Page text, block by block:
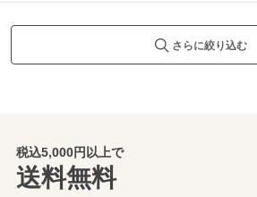
さらに絞り込む
税込5,000円以上で
送料無料